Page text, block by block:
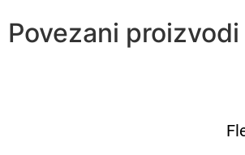
Povezani proizvodi